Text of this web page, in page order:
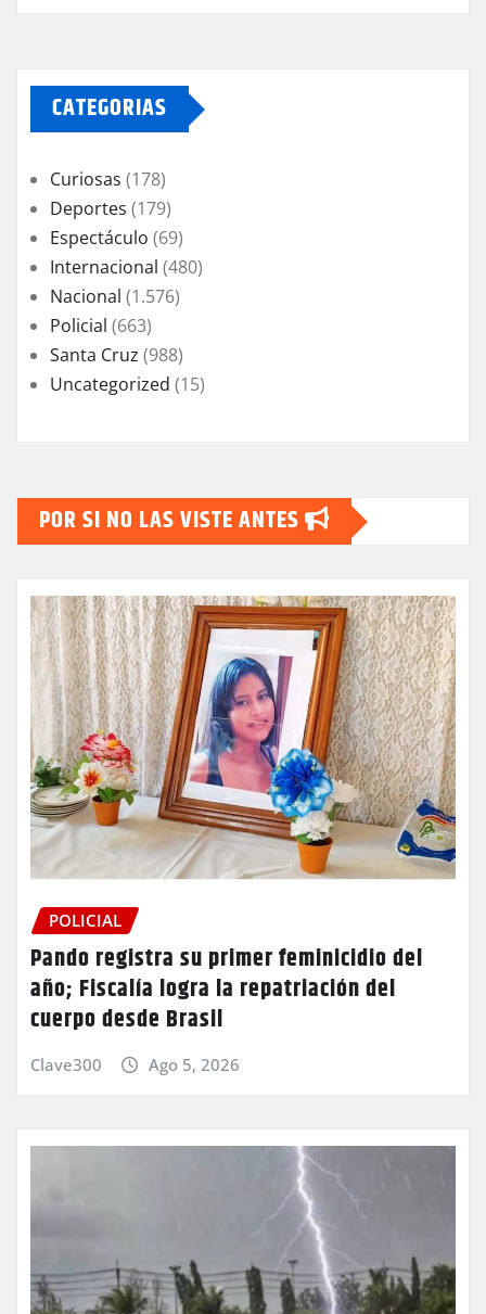
CATEGORIAS
Curiosas (178)
Deportes (179)
Espectáculo (69)
Internacional (480)
Nacional (1.576)
Policial (663)
Santa Cruz (988)
Uncategorized (15)
POR SI NO LAS VISTE ANTES
POLICIAL
Pando registra su primer feminicidio del
año; Fiscalía logra la repatriación del
cuerpo desde Brasil
Clave300 Ago 5, 2026